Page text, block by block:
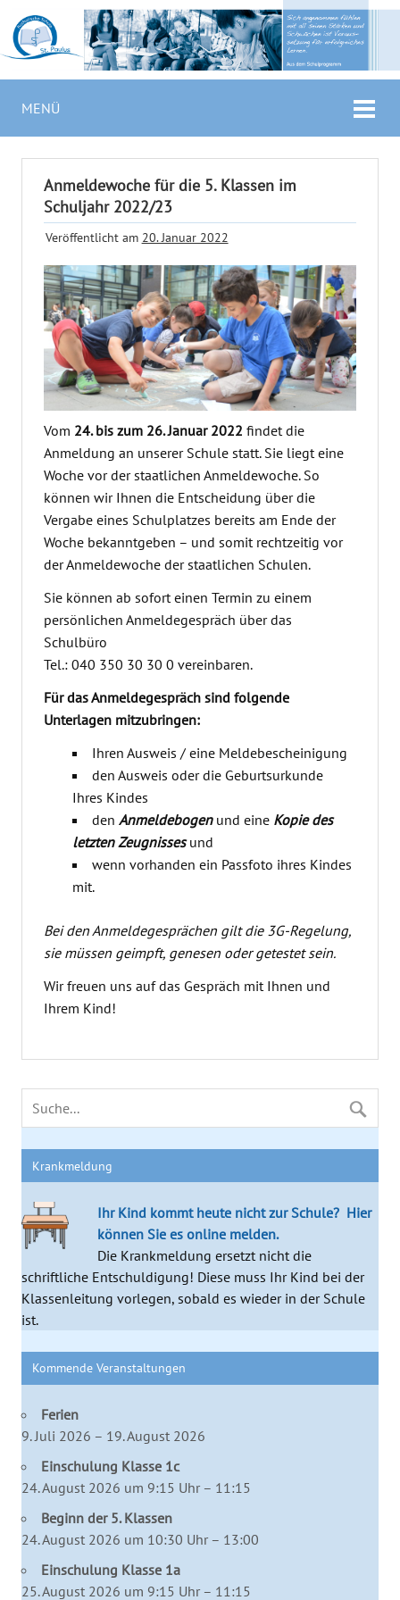
MENÜ
Anmeldewoche für die 5. Klassen im
Schuljahr 2022/23
Veröffentlicht am 20. Januar 2022
Vom 24. bis zum 26. Januar 2022 findet die
Anmeldung an unserer Schule statt. Sie liegt eine
Woche vor der staatlichen Anmeldewoche. So
können wir Ihnen die Entscheidung über die
Vergabe eines Schulplatzes bereits am Ende der
Woche bekanntgeben – und somit rechtzeitig vor
der Anmeldewoche der staatlichen Schulen.
Sie können ab sofort einen Termin zu einem
persönlichen Anmeldegespräch über das
Schulbüro
Tel.: 040 350 30 30 0 vereinbaren.
Für das Anmeldegespräch sind folgende
Unterlagen mitzubringen:
Ihren Ausweis / eine Meldebescheinigung
den Ausweis oder die Geburtsurkunde
Ihres Kindes
den Anmeldebogenund eine Kopie des
letzten Zeugnissesund
wenn vorhanden ein Passfoto ihres Kindes
mit.
Bei den Anmeldegesprächen gilt die 3G-Regelung,
sie müssen geimpft, genesen oder getestet sein.
Wir freuen uns auf das Gespräch mit Ihnen und
Ihrem Kind!
Krankmeldung
Ihr Kind kommt heute nicht zur Schule? Hier
können Sie es online melden.
Die Krankmeldung ersetzt nicht die
schriftliche Entschuldigung! Diese muss Ihr Kind bei der
Klassenleitung vorlegen, sobald es wieder in der Schule
ist.
Kommende Veranstaltungen
Ferien
9. Juli 2026 – 19. August 2026
Einschulung Klasse 1c
24. August 2026 um 9:15 Uhr – 11:15
Beginn der 5. Klassen
24. August 2026 um 10:30 Uhr – 13:00
Einschulung Klasse 1a
25. August 2026 um 9:15 Uhr – 11:15